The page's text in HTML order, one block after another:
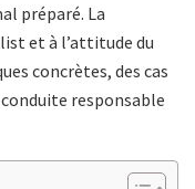
préparé. La
et à l’attitude du
concrètes, des cas
responsable